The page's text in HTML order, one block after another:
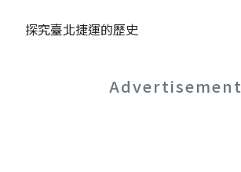
探究臺北捷運的歷史
Advertisement